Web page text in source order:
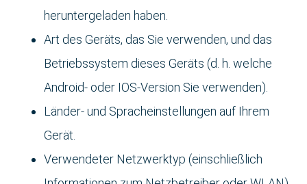
heruntergeladen haben.
Art des Geräts, das Sie verwenden, und das
Betriebssystem dieses Geräts (d. h. welche
Android- oder IOS-Version Sie verwenden).
Länder- und Spracheinstellungen auf Ihrem
Gerät.
Verwendeter Netzwerktyp (einschließlich